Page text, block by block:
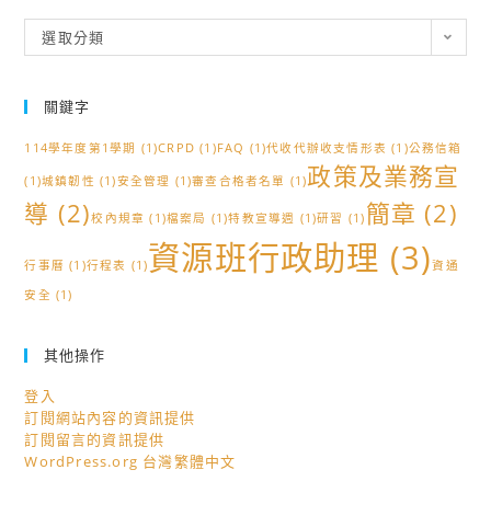
類
選取分類
關鍵字
114學年度第1學期 (1)CRPD (1)FAQ (1)代收代辦收支情形表 (1)公務信箱
(1)城鎮韌性 (1)安全管理 (1)審查合格者名單 (1)政策及業務宣
導 (2)校內規章 (1)檔案局 (1)特教宣導週 (1)研習 (1) 簡章 (2)
行事曆 (1)行程表 (1)資源班行政助理 (3)資通
安全 (1)
其他操作
登入
訂閱網站內容的資訊提供
訂閱留言的資訊提供
WordPress.org 台灣繁體中文